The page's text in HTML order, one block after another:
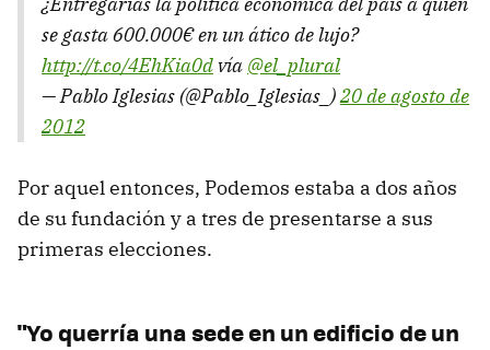
se gasta 600.000€ en un ático de lujo?
http://t.co/4EhKia0dvía @el_plural
— Pablo Iglesias (@Pablo_Iglesias_)20 de agosto de
2012
Por aquel entonces, Podemos estaba a dos años
de su fundación y a tres de presentarse a sus
primeras elecciones.
"Yo querría una sede en un edificio de un